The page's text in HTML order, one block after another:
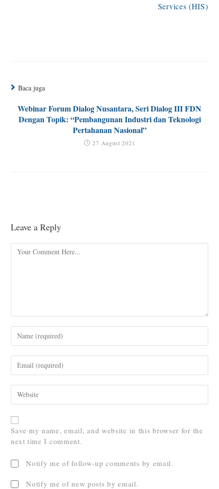
Services (HIS)
Baca juga
Webinar Forum Dialog Nusantara, Seri Dialog III FDN
Dengan Topik: “Pembangunan Industri dan Teknologi
Pertahanan Nasional”
27 August 2021
Leave a Reply
Save my name, email, and website in this browser for the
next time I comment.
Notify me of follow-up comments by email.
Notify me of new posts by email.